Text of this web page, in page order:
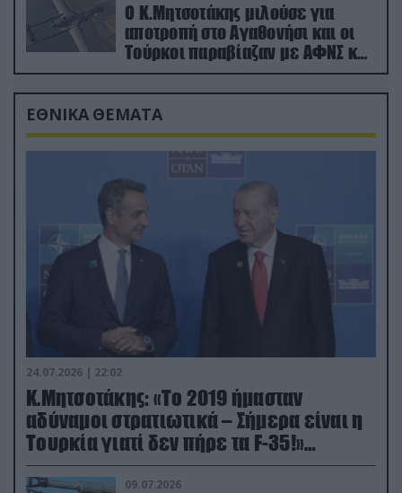
Ο Κ.Μητσοτάκης μιλούσε για
αποτροπή στο Αγαθονήσι και οι
Τούρκοι παραβίαζαν με ΑΦΝΣ και
drone
ΕΘΝΙΚΑ ΘΕΜΑΤΑ
24.07.2026 | 22:02
Κ.Μητσοτάκης: «Το 2019 ήμασταν
αδύναμοι στρατιωτικά – Σήμερα είναι η
Τουρκία γιατί δεν πήρε τα F-35!»
(βίντεο)
09.07.2026